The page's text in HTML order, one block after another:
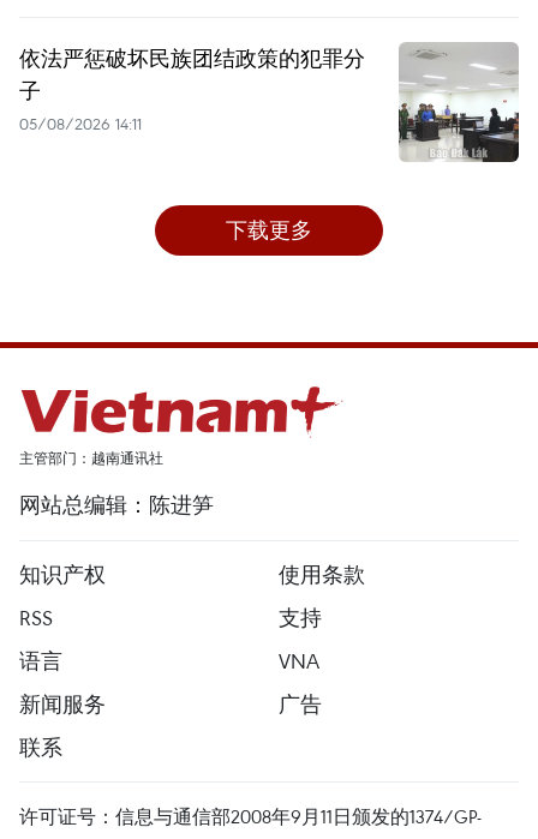
依法严惩破坏民族团结政策的犯罪分
子
05/08/2026 14:11
下载更多
主管部门：越南通讯社
网站总编辑：陈进笋
知识产权
使用条款
RSS
支持
语言
VNA
新闻服务
广告
联系
许可证号：信息与通信部2008年9月11日颁发的1374/GP-